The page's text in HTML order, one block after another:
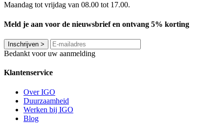
Maandag tot vrijdag van 08.00 tot 17.00.
Meld je aan voor de nieuwsbrief en ontvang 5% korting
Inschrijven >
Bedankt voor uw aanmelding
Klantenservice
Over IGO
Duurzaamheid
Werken bij IGO
Blog